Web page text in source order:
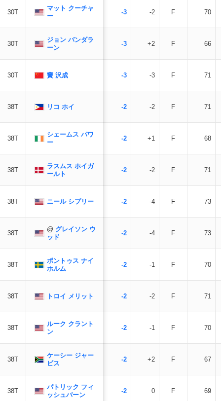
30T
マット クーチャ
ー
30T
ジョン バンダラ
ーン
30T 竇 沢成
38T リコ ホイ
38T
シェームス パワ
ー
38T
ラスムス ホイガ
ールト
38T ニール シプリー
38T
@ グレイソン ウ
ッド
38T
ポントゥス ナイ
ホルム
38T トロイ メリット
38T
ルーク クラント
ン
38T
ケーシー ジャー
ビス
38T
パトリック フィ
ッシュバーン
-3 -2 F 70
-3 +2 F 66
-3 -3 F 71
-2 -2 F 71
-2 +1 F 68
-2 -2 F 71
-2 -4 F 73
-2 -4 F 73
-2 -1 F 70
-2 -2 F 71
-2 -1 F 70
-2 +2 F 67
-2 0 F 69